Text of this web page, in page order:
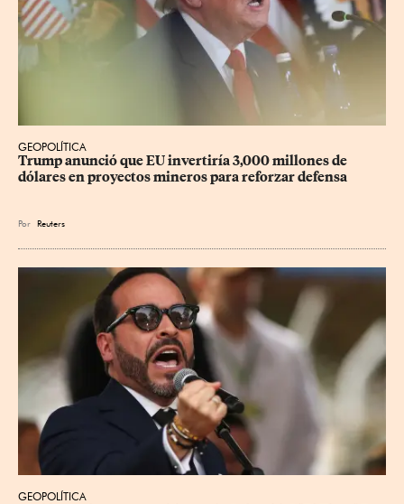
GEOPOLÍTICA
Trump anunció que EU invertiría 3,000 millones de
dólares en proyectos mineros para reforzar defensa
Por Reuters
GEOPOLÍTICA